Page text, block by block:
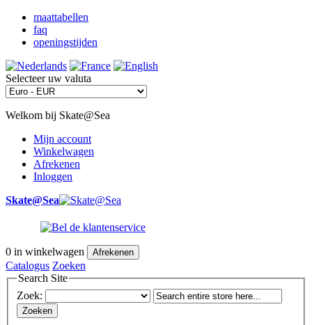
maattabellen
faq
openingstijden
Selecteer uw valuta
Welkom bij Skate@Sea
Mijn account
Winkelwagen
Afrekenen
Inloggen
Skate@Sea
0 in winkelwagen Afrekenen
Catalogus Zoeken
Search Site
Zoek:
Zoeken